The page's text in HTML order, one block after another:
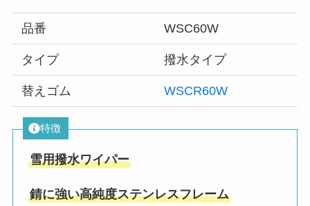
品番 WSC60W
タイプ 撥水タイプ
替えゴム WSCR60W
特徴
雪用撥水ワイパー
錆に強い高純度ステンレスフレーム